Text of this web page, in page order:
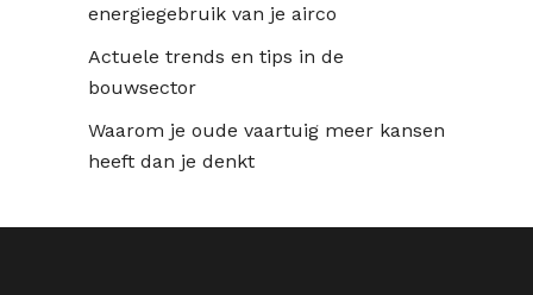
energiegebruik van je airco
Actuele trends en tips in de
bouwsector
Waarom je oude vaartuig meer kansen
heeft dan je denkt